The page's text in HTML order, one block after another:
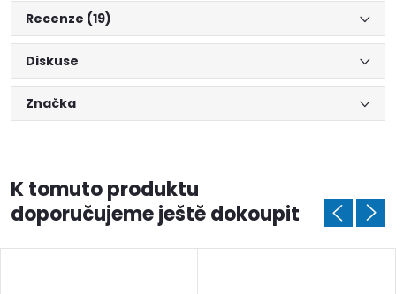
Recenze (19)
Diskuse
Značka
K tomuto produktu
doporučujeme ještě dokoupit